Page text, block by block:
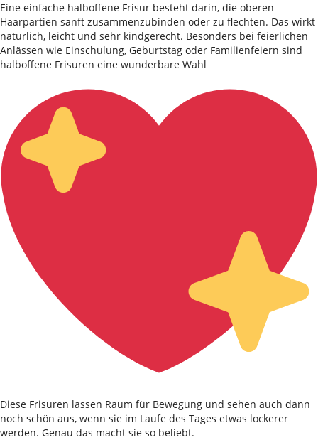
Eine einfache halboffene Frisur besteht darin, die oberen
Haarpartien sanft zusammenzubinden oder zu flechten. Das wirkt
natürlich, leicht und sehr kindgerecht. Besonders bei feierlichen
Anlässen wie Einschulung, Geburtstag oder Familienfeiern sind
halboffene Frisuren eine wunderbare Wahl
Diese Frisuren lassen Raum für Bewegung und sehen auch dann
noch schön aus, wenn sie im Laufe des Tages etwas lockerer
werden. Genau das macht sie so beliebt.